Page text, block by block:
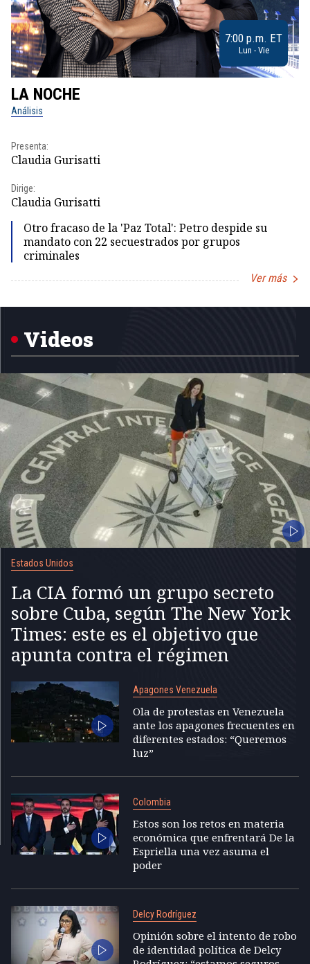
7:00 p.m. ET
Lun - Vie
LA NOCHE
Análisis
Presenta:
Claudia Gurisatti
Dirige:
Claudia Gurisatti
Otro fracaso de la 'Paz Total': Petro despide su
mandato con 22 secuestrados por grupos
criminales
Ver más
1
Videos
Estados Unidos
La CIA formó un grupo secreto
sobre Cuba, según The New York
Times: este es el objetivo que
apunta contra el régimen
Apagones Venezuela
Ola de protestas en Venezuela
ante los apagones frecuentes en
diferentes estados: “Queremos
luz”
Colombia
Estos son los retos en materia
económica que enfrentará De la
Espriella una vez asuma el
poder
Delcy Rodríguez
Opinión sobre el intento de robo
de identidad política de Delcy